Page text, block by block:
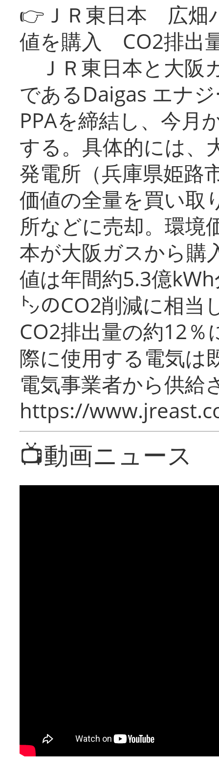
👉ＪＲ東日本 広畑
値を購入 CO2排出
ＪＲ東日本と大阪
であるDaigas エナ
PPAを締結し、今月
する。具体的には、
発電所（兵庫県姫路
価値の全量を買い取
所などに売却。環境
本が大阪ガスから購
値は年間約5.3億
㌧のCO2削減に相当
CO2排出量の約12％
際に使用する電気は
電気事業者から供給
https://
📺動画ニュース